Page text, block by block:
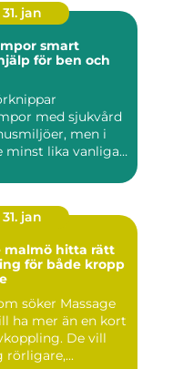
31. jan
smart
för ben och
med sjukvård
men i
minst lika vanliga
31. jan
hitta rätt
för både kropp
söker Massage
ha mer än en kort
De vill
rörligare,...